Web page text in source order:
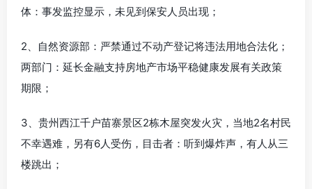
体：事发监控显示，未见到保安人员出现；
2、自然资源部：严禁通过不动产登记将违法用地合法化；
两部门：延长金融支持房地产市场平稳健康发展有关政策
期限；
3、贵州西江千户苗寨景区2栋木屋突发火灾，当地2名村民
不幸遇难，另有6人受伤，目击者：听到爆炸声，有人从三
楼跳出；